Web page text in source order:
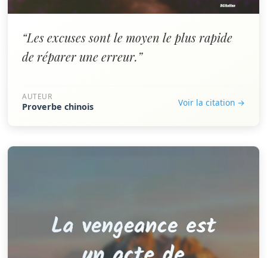
“Les excuses sont le moyen le plus rapide
de réparer une erreur.”
AUTEUR
Proverbe chinois Voir la citation →